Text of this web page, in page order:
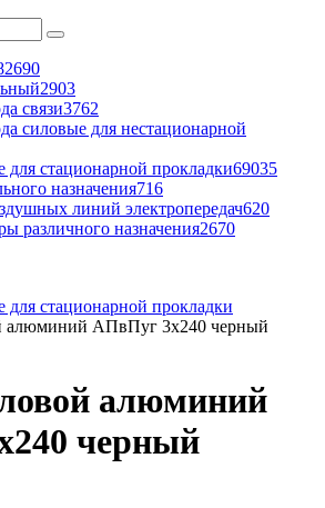
2903
связи3762
силовые для нестационарной
для стационарной прокладки69035
назначения716
линий электропередач620
различного назначения2670
для стационарной прокладки
алюминий АПвПуг 3x240 черный
алюминий
черный